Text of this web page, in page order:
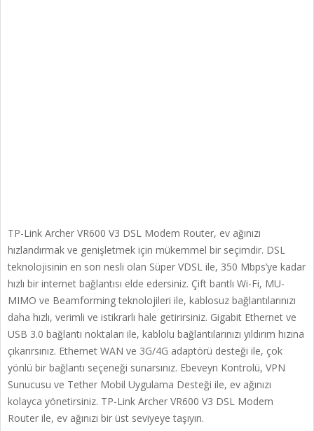
TP-Link Archer VR600 V3 DSL Modem Router, ev ağınızı
hızlandırmak ve genişletmek için mükemmel bir seçimdir. DSL
teknolojisinin en son nesli olan Süper VDSL ile, 350 Mbps’ye kadar
hızlı bir internet bağlantısı elde edersiniz. Çift bantlı Wi-Fi, MU-
MIMO ve Beamforming teknolojileri ile, kablosuz bağlantılarınızı
daha hızlı, verimli ve istikrarlı hale getirirsiniz. Gigabit Ethernet ve
USB 3.0 bağlantı noktaları ile, kablolu bağlantılarınızı yıldırım hızına
çıkarırsınız. Ethernet WAN ve 3G/4G adaptörü desteği ile, çok
yönlü bir bağlantı seçeneği sunarsınız. Ebeveyn Kontrolü, VPN
Sunucusu ve Tether Mobil Uygulama Desteği ile, ev ağınızı
kolayca yönetirsiniz. TP-Link Archer VR600 V3 DSL Modem
Router ile, ev ağınızı bir üst seviyeye taşıyın.